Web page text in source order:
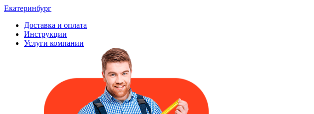
Екатеринбург
Доставка и оплата
Инструкции
Услуги компании